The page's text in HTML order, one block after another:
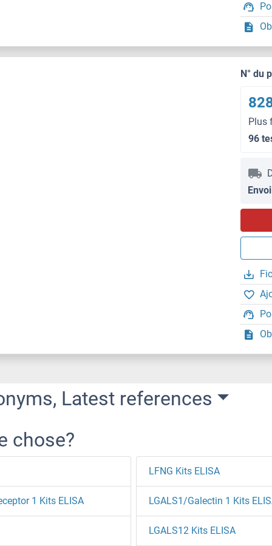
N° du
Plus
96
Latest references
chose?
1 Kits ELISA
LFNG Kits ELISA
LGALS1/Galectin 1 Kits
LGALS12 Kits ELISA